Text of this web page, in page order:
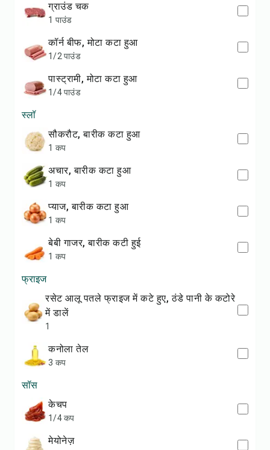
ग्राउंड चक
1 पाउंड
कॉर्न बीफ, मोटा कटा हुआ
1/2 पाउंड
पास्ट्रामी, मोटा कटा हुआ
1/4 पाउंड
स्लॉ
सौकरौट, बारीक कटा हुआ
1 कप
अचार, बारीक कटा हुआ
1 कप
प्याज, बारीक कटा हुआ
1 कप
बेबी गाजर, बारीक कटी हुई
1 कप
फ्राइज
रसेट आलू पतले फ्राइज में कटे हुए, ठंडे पानी के कटोरे
में डालें
1
कनोला तेल
3 कप
सॉस
केचप
1/4 कप
मेयोनेज़